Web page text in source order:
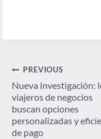
Navegación
de
entradas
PREVIOUS
Nueva investigación:
viajeros de negocios
buscan opciones
personalizadas y
de pago